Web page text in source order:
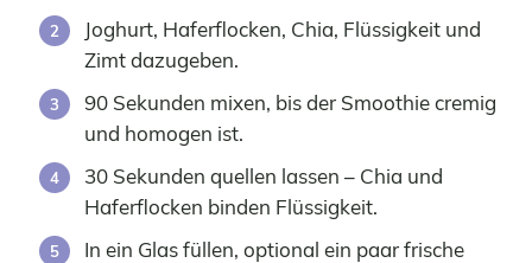
Joghurt, Haferflocken, Chia, Flüssigkeit und
Zimt dazugeben.
90 Sekunden mixen, bis der Smoothie cremig
und homogen ist.
30 Sekunden quellen lassen – Chia und
Haferflocken binden Flüssigkeit.
In ein Glas füllen, optional ein paar frische